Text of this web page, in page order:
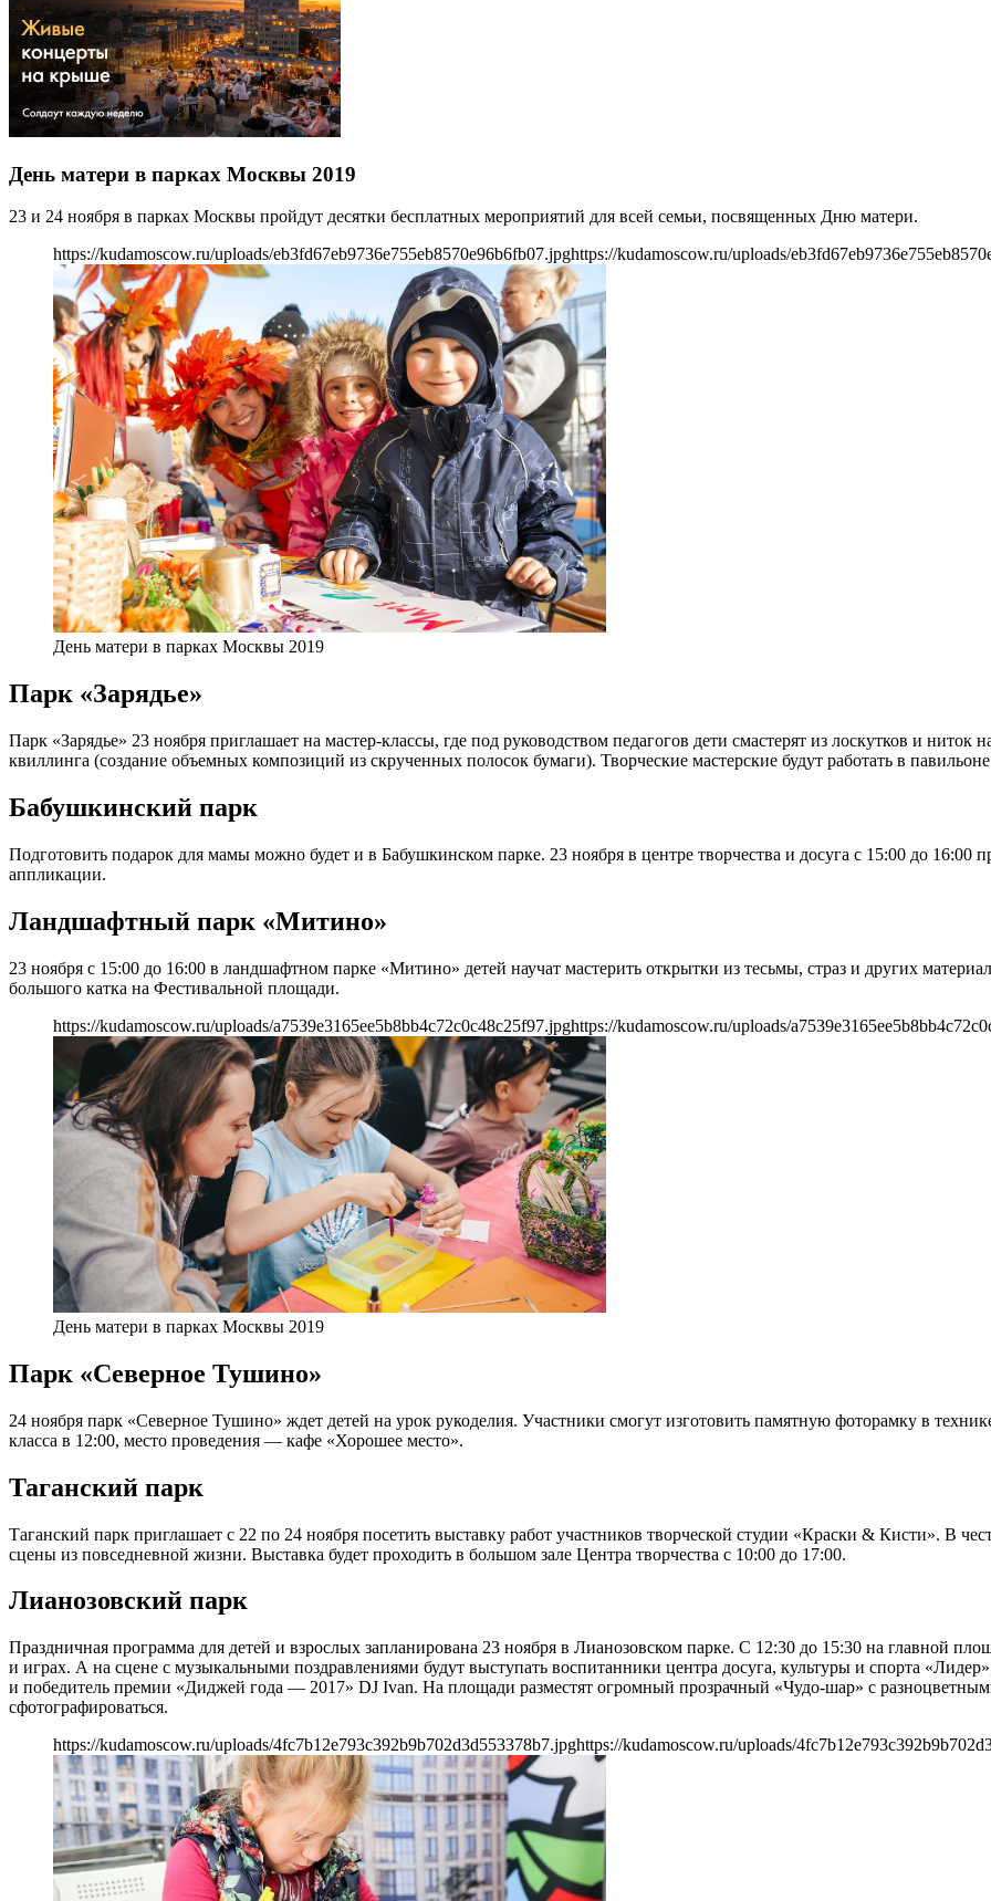
День матери в парках Москвы 2019
23 и 24 ноября в парках Москвы пройдут десятки бесплатных мероприятий для всей семьи, посвященных Дню матери.
https://kudamoscow.ru/uploads/eb3fd67eb9736e755eb8570e96b6fb07.jpghttps://kudamoscow.ru/uploads/
День матери в парках Москвы 2019
Парк «Зарядье»
Парк «Зарядье» 23 ноября приглашает на мастер-классы, где под руководством педагогов дети смастерят из лоскутков и
квиллинга (создание объемных композиций из скрученных полосок бумаги). Творческие мастерские будут работать в
Бабушкинский парк
Подготовить подарок для мамы можно будет и в Бабушкинском парке. 23 ноября в центре творчества и досуга с 15:00 до 16:00
аппликации.
Ландшафтный парк «Митино»
23 ноября с 15:00 до 16:00 в ландшафтном парке «Митино» детей научат мастерить открытки из тесьмы, страз и других
большого катка на Фестивальной площади.
https://kudamoscow.ru/uploads/a7539e3165ee5b8bb4c72c0c48c25f97.jpghttps://kudamoscow.ru/uploads/
День матери в парках Москвы 2019
Парк «Северное Тушино»
24 ноября парк «Северное Тушино» ждет детей на урок рукоделия. Участники смогут изготовить памятную фоторамку в
класса в 12:00, место проведения — кафе «Хорошее место».
Таганский парк
Таганский парк приглашает с 22 по 24 ноября посетить выставку работ участников творческой студии «Краски & Кисти». В
сцены из повседневной жизни. Выставка будет проходить в большом зале Центра творчества с 10:00 до 17:00.
Лианозовский парк
Праздничная программа для детей и взрослых запланирована 23 ноября в Лианозовском парке. С 12:30 до 15:30 на главной
и играх. А на сцене с музыкальными поздравлениями будут выступать воспитанники центра досуга, культуры и спорта
и победитель премии «Диджей года — 2017» DJ Ivan. На площади разместят огромный прозрачный «Чудо-шар» с
сфотографироваться.
https://kudamoscow.ru/uploads/4fc7b12e793c392b9b702d3d553378b7.jpghttps://kudamoscow.ru/uploads/